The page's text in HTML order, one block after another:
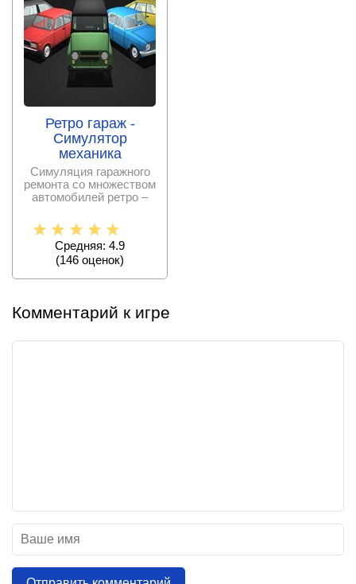
Ретро гараж -
Симулятор
механика
Симуляция гаражного
ремонта со множеством
автомобилей ретро –
Средняя: 4.9
(146 оценок)
Комментарий к игре